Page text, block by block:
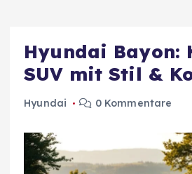
Hyundai Bayon:
SUV mit Stil &
Hyundai 0 Kommentare